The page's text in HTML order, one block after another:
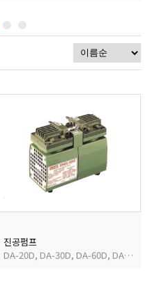
농업/임업/해양측정기
진공계/차압계/진공펌프
균질기/원심분리기/초
진공펌프
DA-20D, DA-30D, DA-60D, DA-30S, DA-40S, DA-60S